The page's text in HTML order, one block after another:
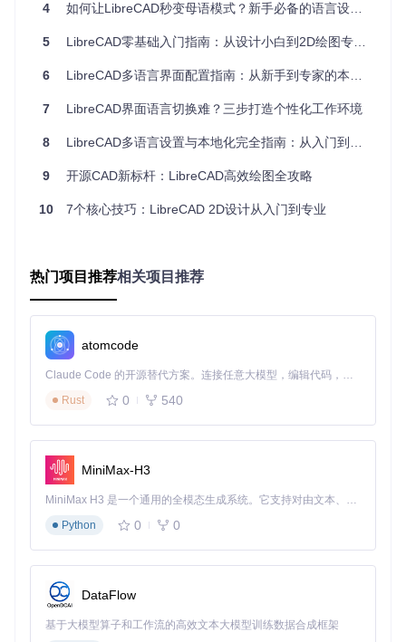
款软件采用Qt框架开发，使用TS文件（Qt Linguist翻译文件）
对应librecad_zh_cn.ts。这些文件包含了界面所有文本元素的
📝探索发现：语言配置文件的隐藏路径
在LibreCAD安装目录中，语言文件通常存放在"ts"文件夹
D\share\librecad\ts，Linux系统在/usr/share/lib
flowchart TD
    A[启动LibreCAD] --> B[打开首选项设置]
    B --> C[选择语言选项]
    C --> D[应用设置并重启]
首先启动LibreCAD，进入主界面。观察顶部菜单栏，找到"Edi
t"(编辑)选项。这个入口在不同系统中位置固定，但文字会随
语言设置变化。
2. 首选项设置之旅
点击"Edit"后，在下拉菜单中寻找"Application Preferences"(应
用程序首选项)。这是软件的核心设置中心，几乎所有个性化
配置都从此处开始。
3. 语言选择探索
在首选项对话框中，切换到"General"(通用)选项卡。这里你会
4 如何让LibreCAD秒变母语模式？新手必备的语言设置全攻略
5 LibreCAD零基础入门指南：从设计小白到2D绘图专家的实战之路
6 LibreCAD多语言界面配置指南：从新手到专家的本地化设置教程
7 LibreCAD界面语言切换难？三步打造个性化工作环境
8 LibreCAD多语言设置与本地化完全指南：从入门到精通
9 开源CAD新标杆：LibreCAD高效绘图全攻略
10 7个核心技巧：LibreCAD 2D设计从入门到专业
热门项目推荐相关项目推荐
atomcode
Claude Code 的开源替代方案。连接任意大模型，编辑代码，运行命令，自动验证 — 全自动执行。用 Rust 构建，极致性能。 ｜ An open-source alternative to Claude Code. Connect any LLM, edit code, run commands, and verify changes — autonomously. Built in Rust for speed. Get Started
Rust
0 540
MiniMax-H3
MiniMax H3 是一个通用的全模态生成系统。它支持对由文本、图像、视频和音频组成的多模态上下文进行统一理解，并能生成分辨率高达 2K、时长可达 15 秒的带原生立体声音频的视频。得益于面向任务泛化的系统设计，H3 在预训练阶段就已具备广泛的多模态上下文理解与生成能力，能够出色地执行复杂的多模态指令。
Python
0 0
DataFlow
基于大模型算子和工作流的高效文本大模型训练数据合成框架